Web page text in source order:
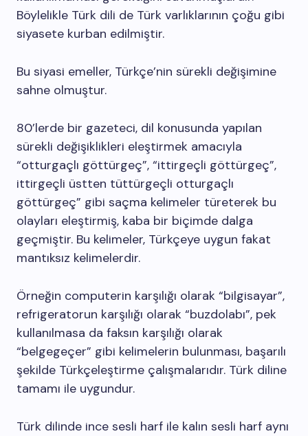
Böylelikle Türk dili de Türk varlıklarının çoğu gibi
siyasete kurban edilmiştir.
Bu siyasi emeller, Türkçe’nin sürekli değişimine
sahne olmuştur.
80’lerde bir gazeteci, dil konusunda yapılan
sürekli değişiklikleri eleştirmek amacıyla
“otturgaçlı göttürgeç”, “ittirgeçli göttürgeç”,
ittirgeçli üstten tüttürgeçli otturgaçlı
göttürgeç” gibi saçma kelimeler türeterek bu
olayları eleştirmiş, kaba bir biçimde dalga
geçmiştir. Bu kelimeler, Türkçeye uygun fakat
mantıksız kelimelerdir.
Örneğin computerin karşılığı olarak “bilgisayar”,
refrigeratorun karşılığı olarak “buzdolabı”, pek
kullanılmasa da faksın karşılığı olarak
“belgegeçer” gibi kelimelerin bulunması, başarılı
şekilde Türkçeleştirme çalışmalarıdır. Türk diline
tamamı ile uygundur.
Türk dilinde ince sesli harf ile kalın sesli harf aynı